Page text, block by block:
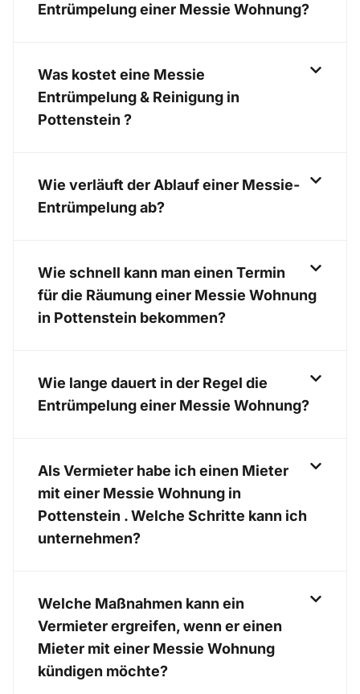
Entrümpelung einer Messie Wohnung?
Was kostet eine Messie
Entrümpelung & Reinigung in
Pottenstein ?
Wie verläuft der Ablauf einer Messie-
Entrümpelung ab?
Wie schnell kann man einen Termin
für die Räumung einer Messie Wohnung
in Pottenstein bekommen?
Wie lange dauert in der Regel die
Entrümpelung einer Messie Wohnung?
Als Vermieter habe ich einen Mieter
mit einer Messie Wohnung in
Pottenstein . Welche Schritte kann ich
unternehmen?
Welche Maßnahmen kann ein
Vermieter ergreifen, wenn er einen
Mieter mit einer Messie Wohnung
kündigen möchte?